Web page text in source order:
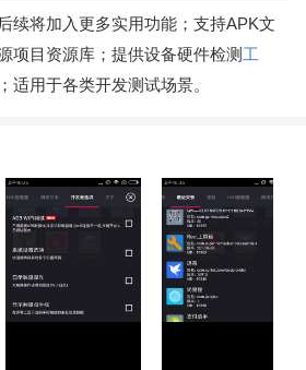
续将加入更多实用功能；支持APK文
项目资源库；提供设备硬件检测 工
适用于各类开发测试场景。